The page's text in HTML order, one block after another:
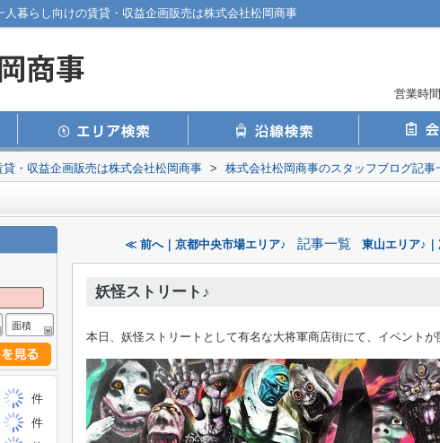
暮らし向けの賃貸・収益企画販売は株式会社松岡商事
営業時
・収益企画販売は株式会社松岡商事 > 株式会社松岡商事のスタッフブログ記事
≪ 前へ｜京都中央市場エリア♪ 記事一覧 東山エリア♪
妖怪ストリート♪
本日、妖怪ストリートとして有名な大将軍商店街にて、イベントが
面積
件
件